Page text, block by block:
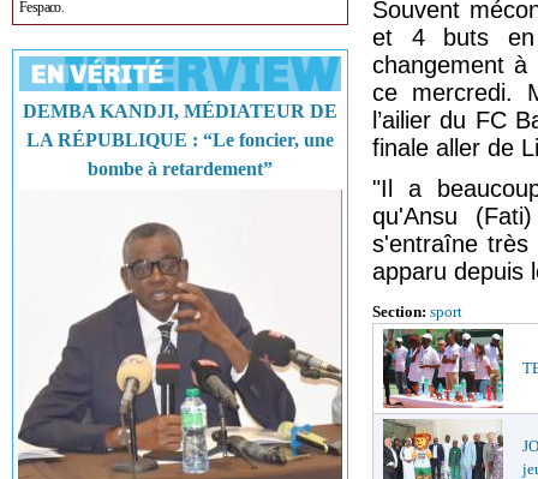
Fespaco.
DEMBA KANDJI, MÉDIATEUR DE
LA RÉPUBLIQUE : “Le foncier, une
bombe à retardement”
Souvent
et 4 buts en
changement
ce mercredi.
l’ailier du FC
finale aller de
"Il a
qu'Ansu
s'entraîne très
apparu depuis
Section: sport